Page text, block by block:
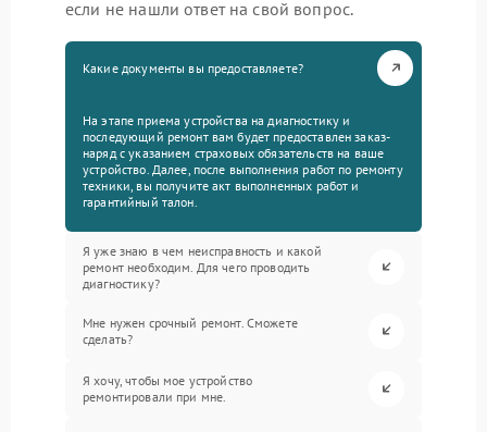
если не нашли ответ на свой вопрос.
Какие документы вы предоставляете?
На этапе приема устройства на диагностику и
последующий ремонт вам будет предоставлен заказ-
наряд с указанием страховых обязательств на ваше
устройство. Далее, после выполнения работ по ремонту
техники, вы получите акт выполненных работ и
гарантийный талон.
Я уже знаю в чем неисправность и какой
ремонт необходим. Для чего проводить
диагностику?
Мне нужен срочный ремонт. Сможете
сделать?
Я хочу, чтобы мое устройство
ремонтировали при мне.